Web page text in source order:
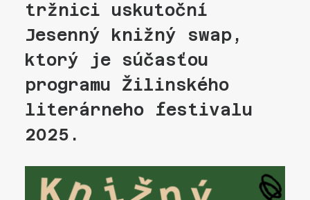
tržnici uskutoční
Jesenný knižný swap ,
ktorý je súčasťou
programu Žilinského
literárneho festivalu
2025 .